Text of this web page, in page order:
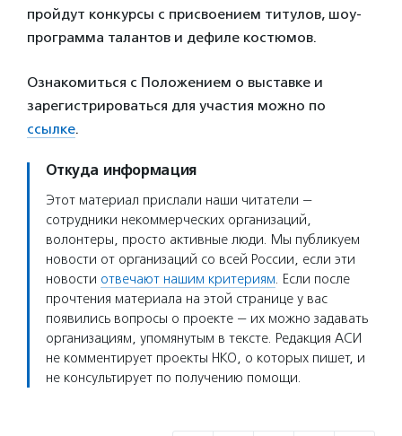
пройдут конкурсы с присвоением титулов, шоу-
программа талантов и дефиле костюмов.
Ознакомиться с Положением о выставке и
зарегистрироваться для участия можно по
ссылке.
Откуда информация
Этот материал прислали наши читатели —
сотрудники некоммерческих организаций,
волонтеры, просто активные люди. Мы публикуем
новости от организаций со всей России, если эти
новости отвечают нашим критериям. Если после
прочтения материала на этой странице у вас
появились вопросы о проекте — их можно задавать
организациям, упомянутым в тексте. Редакция АСИ
не комментирует проекты НКО, о которых пишет, и
не консультирует по получению помощи.